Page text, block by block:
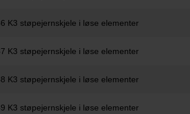
K3 støpejernskjele i løse elementer
K3 støpejernskjele i løse elementer
K3 støpejernskjele i løse elementer
K3 støpejernskjele i løse elementer